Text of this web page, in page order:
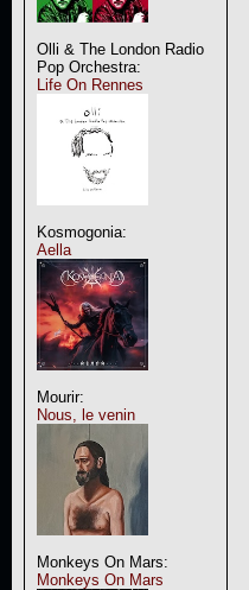
Olli & The London Radio
Pop Orchestra:
Life On Rennes
Kosmogonia:
Aella
Mourir:
Nous, le venin
Monkeys On Mars:
Monkeys On Mars